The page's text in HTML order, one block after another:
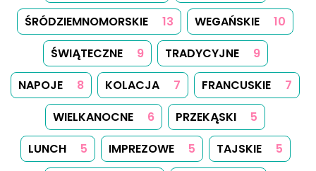
INDYJSKIE
2 YORKSHIRE
2
CYPRYJSKIE
1 IRLANDZKIE
KOSZERNE
1 NISKOSOLNE
1
MAROKAŃSKIE
1 PORTORYKAŃSKIE
RUMUŃSKIE
1 SOSY 1 ZUPY
1